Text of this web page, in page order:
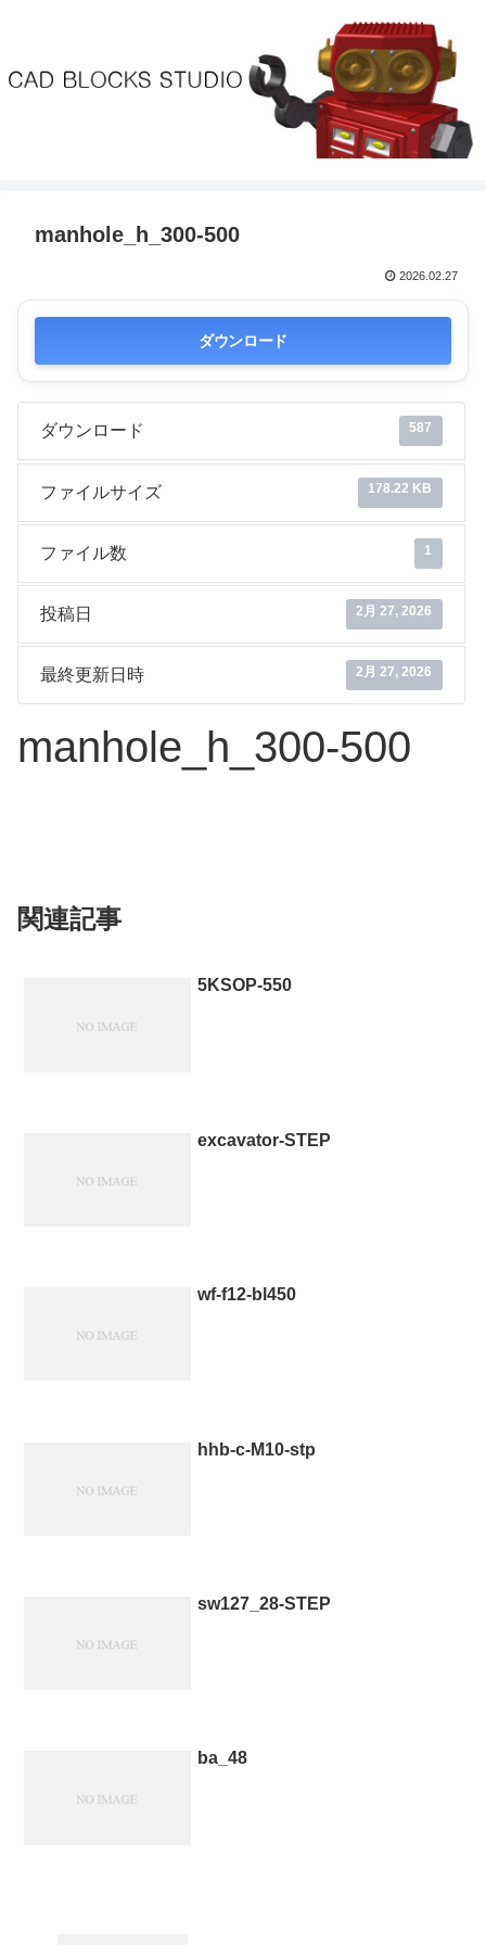
manhole_h_300-500
2026.02.27
ダウンロード
ダウンロード 587
ファイルサイズ 178.22 KB
ファイル数 1
投稿日 2月 27, 2026
最終更新日時 2月 27, 2026
manhole_h_300-500
関連記事
5KSOP-550
excavator-STEP
wf-f12-bl450
hhb-c-M10-stp
sw127_28-STEP
ba_48